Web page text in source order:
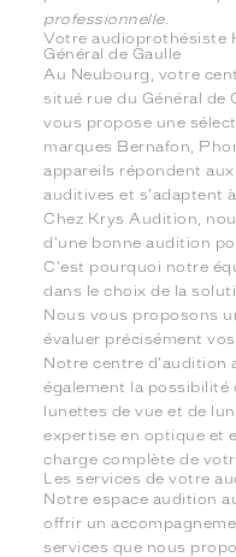
professionnelle.
Votre audioprothésiste
Général de Gaulle
Au Neubourg, votre
situé rue du Général de
vous propose une
marques Bernafon,
appareils répondent
auditives et s'adaptent
Chez Krys Audition,
d'une bonne audition
C'est pourquoi notre
dans le choix de la
Nous vous proposons
évaluer précisément
Notre centre d'audition
également la possibilité
lunettes de vue et de
expertise en optique et
charge complète de
Les services de votre
Notre espace audition
offrir un
services que nous